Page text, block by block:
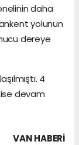
daha
yolunun
dereye
4
devam
VAN HABERİ